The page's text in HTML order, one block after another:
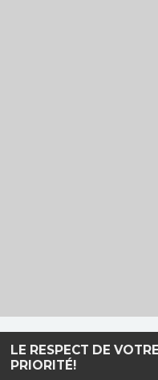
LE RESPECT DE
PRIORITÉ!